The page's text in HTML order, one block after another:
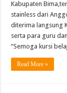
Kabupaten
stainless dari
diterima langsung
serta para guru
“Semoga kursi
Read More »